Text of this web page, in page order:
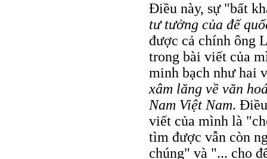
Điều này, sự "bất
tư tưởng của đế
được cả chính ông
trong bài viết của
minh bạch như hai
xâm lăng về văn
Nam Việt Nam.
viết của mình là
tìm được vẫn còn
chúng" và "... cho